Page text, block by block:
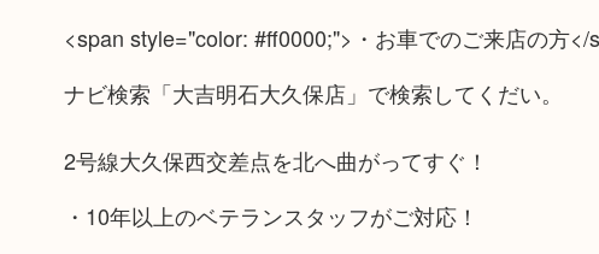
<span style="color: #ff0000;">・お車でのご来店の方</
ナビ検索「大吉明石大久保店」で検索してくだい。
2号線大久保西交差点を北へ曲がってすぐ！
・10年以上のベテランスタッフがご対応！